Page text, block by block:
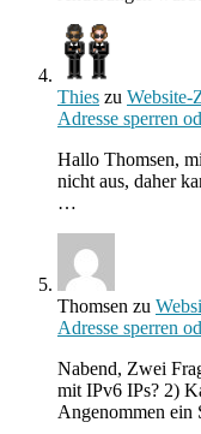
Thies zu Website-
Adresse sperren
Hallo Thomsen,
nicht aus, daher
…
Thomsen zu
Adresse sperren
Nabend, Zwei
mit IPv6 IPs? 2)
Angenommen